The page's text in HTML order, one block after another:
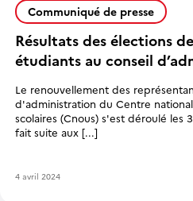
Résultats des élections
étudiants au conseil
Communiqué de presse
Le renouvellement des
d'administration du Centre
scolaires (Cnous) s'est déroulé les
fait suite aux [...]
4 avril 2024